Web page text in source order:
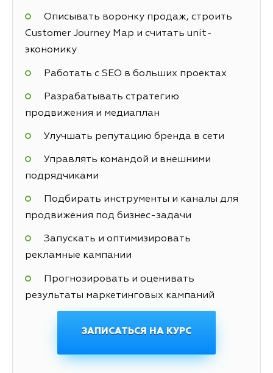
Описывать воронку продаж, строить
Customer Journey Map и считать unit-
экономику
Работать с SEO в больших проектах
Разрабатывать стратегию
продвижения и медиаплан
Улучшать репутацию бренда в сети
Управлять командой и внешними
подрядчиками
Подбирать инструменты и каналы для
продвижения под бизнес-задачи
Запускать и оптимизировать
рекламные кампании
Прогнозировать и оценивать
результаты маркетинговых кампаний
ЗАПИСАТЬСЯ НА КУРС